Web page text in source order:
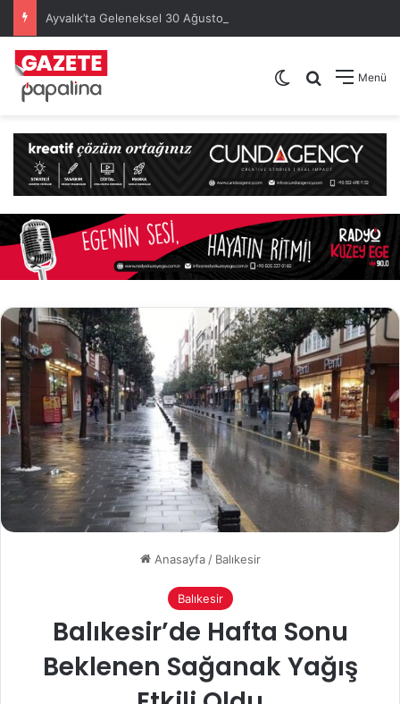
Menü
Arama yap
Dış görünümü
Anasayfa / Balıkesir
Balıkesir
Balıkesir’de Hafta Sonu
Beklenen Sağanak Yağış